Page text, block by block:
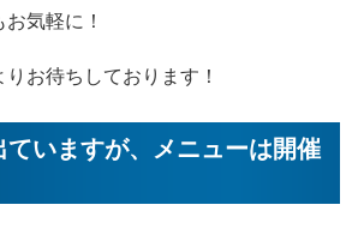
気軽に！
お待ちしております！
ていますが、メニューは開催